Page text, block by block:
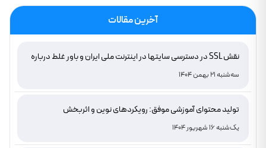
آخرین مقالات
نقش SSL در دسترسی سایتها در اینترنت ملی ایران و باور غلط درباره
سه‌شنبه 21 بهمن 1404
تولید محتوای آموزشی موفق: رویکردهای نوین و اثربخش
یک‌شنبه 16 شهریور 1404